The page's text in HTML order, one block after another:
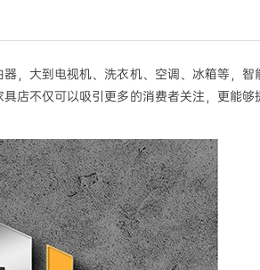
，大到电视机、洗衣机、空调、冰箱等，
店不仅可以吸引更多的消费者关注，更能